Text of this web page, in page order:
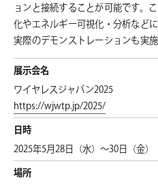
ョンと接続することが可能です。
化やエネルギー可視化・分析など
実際のデモンストレーションも実施
展示会名
ワイヤレスジャパン2025
https://wjwtp.jp/2025/
日時
2025年5月28日（水）〜30日（金）
場所